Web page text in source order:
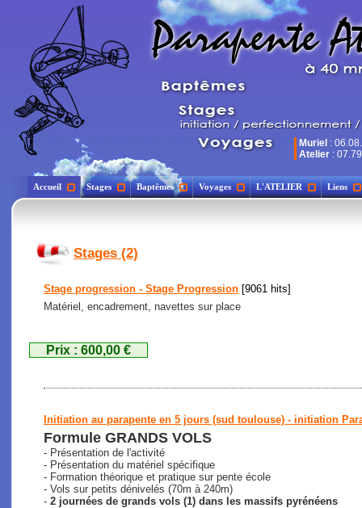
Muriel :
Atelier :
Accueil Stages Baptêmes Voyages L'ATELIER Liens
Stages (2)
Stage progression - Stage Progression [9061 hits]
Matériel, encadrement, navettes sur place
Prix : 600,00 €
Initiation au parapente en 5 jours (sud toulouse) - initiation
Formule GRANDS VOLS
- Présentation de l'activité
- Présentation du matériel spécifique
- Formation théorique et pratique sur pente école
- Vols sur petits dénivelés (70m à 240m)
- 2 journées de grands vols (1) dans les massifs pyrénéens